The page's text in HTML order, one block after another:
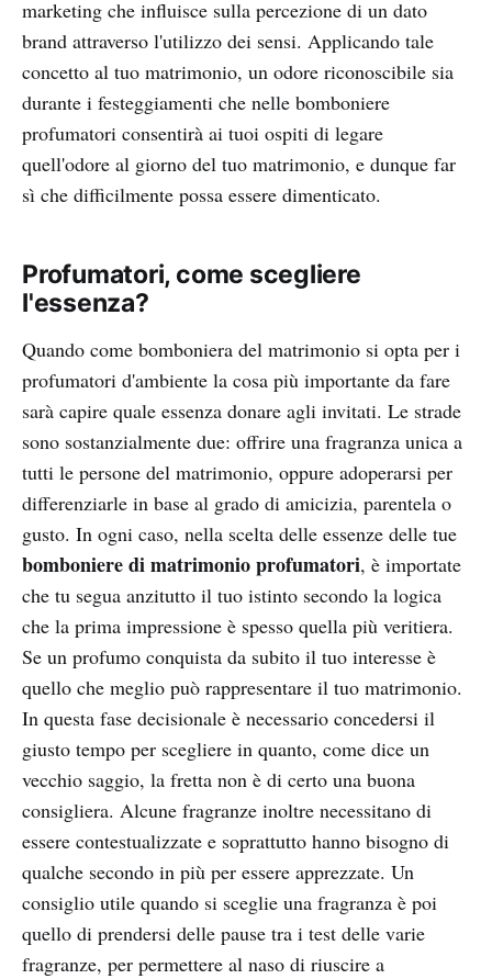
marketing che influisce sulla percezione di un dato
brand attraverso l'utilizzo dei sensi. Applicando tale
concetto al tuo matrimonio, un odore riconoscibile sia
durante i festeggiamenti che nelle bomboniere
profumatori consentirà ai tuoi ospiti di legare
quell'odore al giorno del tuo matrimonio, e dunque far
sì che difficilmente possa essere dimenticato.
Profumatori, come scegliere
l'essenza?
Quando come bomboniera del matrimonio si opta per i
profumatori d'ambiente la cosa più importante da fare
sarà capire quale essenza donare agli invitati. Le strade
sono sostanzialmente due: offrire una fragranza unica a
tutti le persone del matrimonio, oppure adoperarsi per
differenziarle in base al grado di amicizia, parentela o
gusto. In ogni caso, nella scelta delle essenze delle tue
bomboniere di matrimonio profumatori, è importate
che tu segua anzitutto il tuo istinto secondo la logica
che la prima impressione è spesso quella più veritiera.
Se un profumo conquista da subito il tuo interesse è
quello che meglio può rappresentare il tuo matrimonio.
In questa fase decisionale è necessario concedersi il
giusto tempo per scegliere in quanto, come dice un
vecchio saggio, la fretta non è di certo una buona
consigliera. Alcune fragranze inoltre necessitano di
essere contestualizzate e soprattutto hanno bisogno di
qualche secondo in più per essere apprezzate. Un
consiglio utile quando si sceglie una fragranza è poi
quello di prendersi delle pause tra i test delle varie
fragranze, per permettere al naso di riuscire a